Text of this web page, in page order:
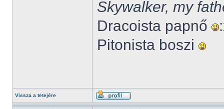
Skywalker, my
Dracoista papnő
Pitonista boszi
Vissza a tetejére